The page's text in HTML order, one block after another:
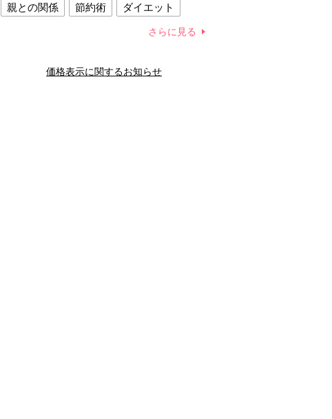
親との関係
節約術
ダイエット
夫との関係
新津春子 どか食い
さらに見る
価格表示に関するお知らせ